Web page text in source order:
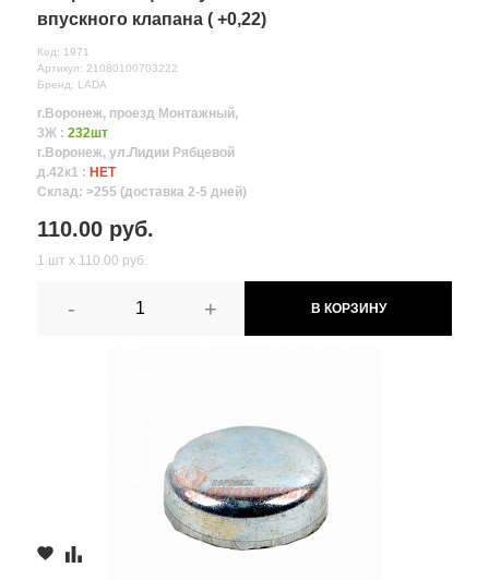
впускного клапана ( +0,22)
Код: 1971
Артикул: 21080100703222
Бренд: LADA
г.Воронеж, проезд Монтажный,
3Ж : 232шт
г.Воронеж, ул.Лидии Рябцевой
д.42к1 : НЕТ
Склад: >255 (доставка 2-5 дней)
110.00 руб.
1 шт х 110.00 руб.
- + В КОРЗИНУ